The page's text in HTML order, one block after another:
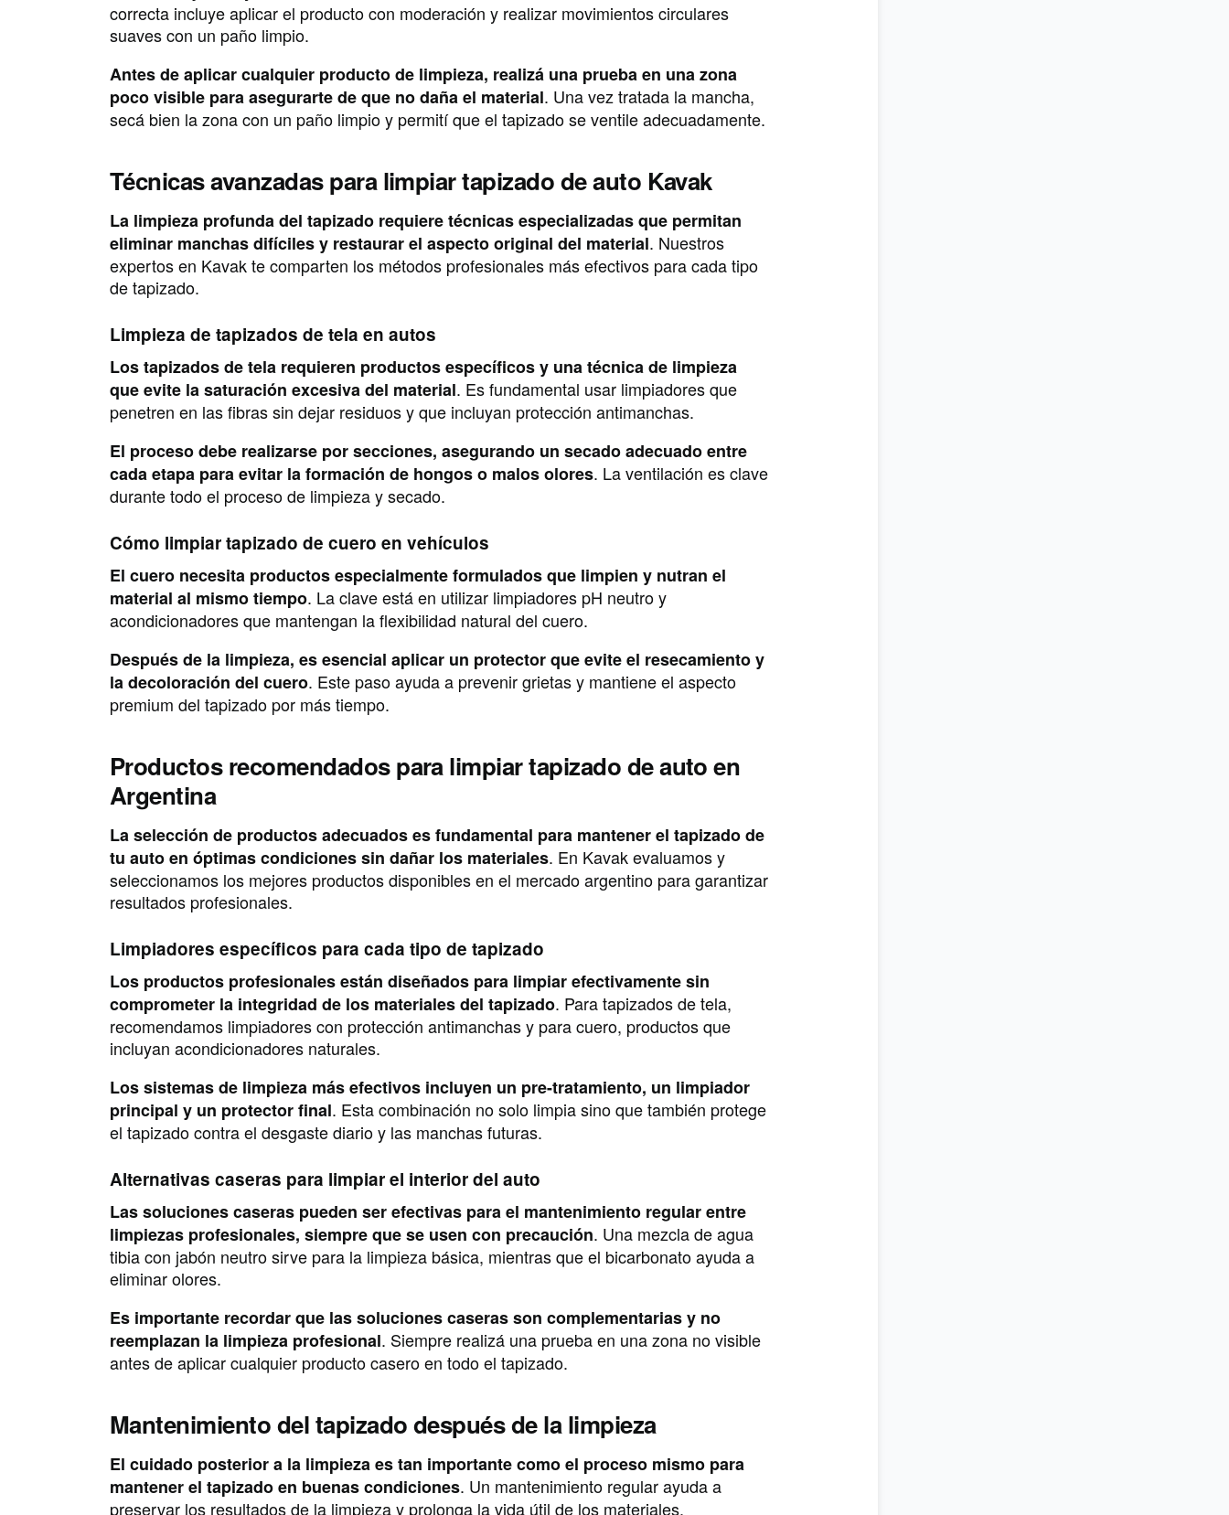
correcta incluye aplicar el producto con moderación y realizar movimientos circulares
suaves con un paño limpio.
Antes de aplicar cualquier producto de limpieza, realizá una prueba en una zona
poco visible para asegurarte de que no daña el material. Una vez tratada la mancha,
secá bien la zona con un paño limpio y permití que el tapizado se ventile adecuadamente.
Técnicas avanzadas para limpiar tapizado de auto Kavak
La limpieza profunda del tapizado requiere técnicas especializadas que permitan
eliminar manchas difíciles y restaurar el aspecto original del material. Nuestros
expertos en Kavak te comparten los métodos profesionales más efectivos para cada tipo
de tapizado.
Limpieza de tapizados de tela en autos
Los tapizados de tela requieren productos específicos y una técnica de limpieza
que evite la saturación excesiva del material. Es fundamental usar limpiadores que
penetren en las fibras sin dejar residuos y que incluyan protección antimanchas.
El proceso debe realizarse por secciones, asegurando un secado adecuado entre
cada etapa para evitar la formación de hongos o malos olores. La ventilación es clave
durante todo el proceso de limpieza y secado.
Cómo limpiar tapizado de cuero en vehículos
El cuero necesita productos especialmente formulados que limpien y nutran el
material al mismo tiempo. La clave está en utilizar limpiadores pH neutro y
acondicionadores que mantengan la flexibilidad natural del cuero.
Después de la limpieza, es esencial aplicar un protector que evite el resecamiento y
la decoloración del cuero. Este paso ayuda a prevenir grietas y mantiene el aspecto
premium del tapizado por más tiempo.
Productos recomendados para limpiar tapizado de auto en
Argentina
La selección de productos adecuados es fundamental para mantener el tapizado de
tu auto en óptimas condiciones sin dañar los materiales. En Kavak evaluamos y
seleccionamos los mejores productos disponibles en el mercado argentino para garantizar
resultados profesionales.
Limpiadores específicos para cada tipo de tapizado
Los productos profesionales están diseñados para limpiar efectivamente sin
comprometer la integridad de los materiales del tapizado. Para tapizados de tela,
recomendamos limpiadores con protección antimanchas y para cuero, productos que
incluyan acondicionadores naturales.
Los sistemas de limpieza más efectivos incluyen un pre-tratamiento, un limpiador
principal y un protector final. Esta combinación no solo limpia sino que también protege
el tapizado contra el desgaste diario y las manchas futuras.
Alternativas caseras para limpiar el interior del auto
Las soluciones caseras pueden ser efectivas para el mantenimiento regular entre
limpiezas profesionales, siempre que se usen con precaución. Una mezcla de agua
tibia con jabón neutro sirve para la limpieza básica, mientras que el bicarbonato ayuda a
eliminar olores.
Es importante recordar que las soluciones caseras son complementarias y no
reemplazan la limpieza profesional. Siempre realizá una prueba en una zona no visible
antes de aplicar cualquier producto casero en todo el tapizado.
Mantenimiento del tapizado después de la limpieza
El cuidado posterior a la limpieza es tan importante como el proceso mismo para
mantener el tapizado en buenas condiciones. Un mantenimiento regular ayuda a
preservar los resultados de la limpieza y prolonga la vida útil de los materiales.